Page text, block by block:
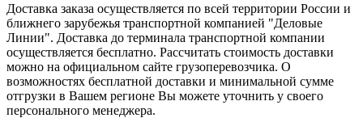
Доставка заказа осуществляется по всей территории России и
ближнего зарубежья транспортной компанией "Деловые
Линии". Доставка до терминала транспортной компании
осуществляется бесплатно. Рассчитать стоимость доставки
можно на официальном сайте грузоперевозчика. О
возможностях бесплатной доставки и минимальной сумме
отгрузки в Вашем регионе Вы можете уточнить у своего
персонального менеджера.